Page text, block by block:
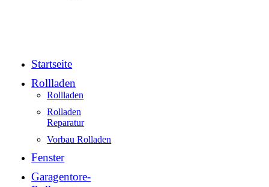
Startseite
Rollladen
Rollladen
Rolladen
Reparatur
Vorbau Rolladen
Fenster
Garagentore-